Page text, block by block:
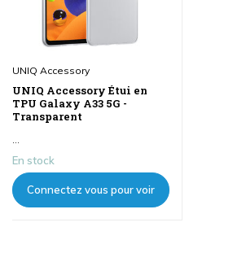
UNIQ Accessory
UNIQ Accessory Étui en
TPU Galaxy A33 5G -
Transparent
...
En stock
Connectez vous pour voir